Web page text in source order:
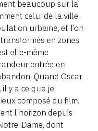
beaucoup sur la
celui de la ville.
urbaine, et l’on
en zones
elle-même
entrée en
Quand Oscar
y a ce que je
composé du film.
l’horizon depuis
Dame, dont